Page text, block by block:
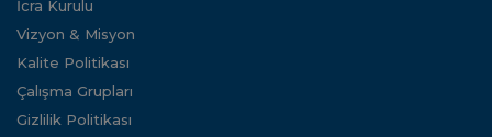
İcra Kurulu
Vizyon & Misyon
Kalite Politikası
Çalışma Grupları
Gizlilik Politikası